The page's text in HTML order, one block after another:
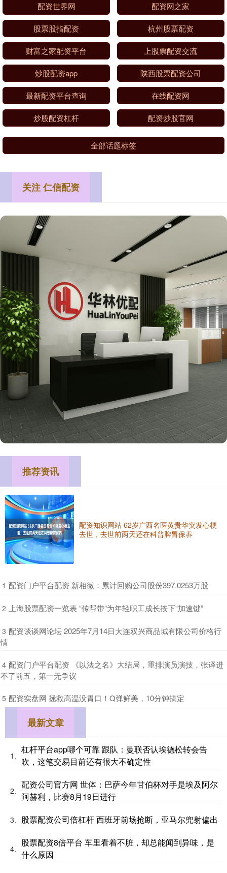
配资世界网 配资网之家
股票股指配资 杭州股票配资
财富之家配资平台 上股票配资交流
炒股配资app 陕西股票配资公司
最新配资平台查询 在线配资网
炒股配资杠杆 配资炒股官网
全部话题标签
关注 仁信配资
推荐资讯
配资知识网站 62岁广西名医黄贵华突发心梗
去世，去世前两天还在科普脾胃保养
1 ​配资门户平台配资 新相微：累计回购公司股份397.0253万股
2 ​上海股票配资一览表 “传帮带”为年轻职工成长按下“加速键”
3 ​配资谈谈网论坛 2025年7月14日大连双兴商品城有限公司价格行
情
4 ​配资门户平台配资 《以法之名》大结局，重排演员演技，张译进
不了前五，第一无争议
5 ​配资实盘网 拯救高温没胃口！Q弹鲜美，10分钟搞定
最新文章
1、
杠杆平台app哪个可靠 跟队：曼联否认埃德松转会告
吹，这笔交易目前还有很大不确定性
2、
配资公司官方网 世体：巴萨今年甘伯杯对手是埃及阿尔
阿赫利，比赛8月19日进行
3、 股票配资公司倍杠杆 西班牙前场抢断，亚马尔兜射偏出
4、
股票配资8倍平台 车里看着不脏，却总能闻到异味，是
什么原因